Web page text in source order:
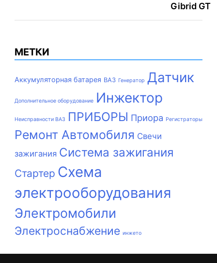
Gibrid GT
МЕТКИ
Аккумуляторная батарея ВАЗ Генератор Датчик
Дополнительное оборудование Инжектор
Неисправности ВАЗ ПРИБОРЫ Приора Регистраторы
Ремонт Автомобиля Свечи
зажигания Система зажигания
Стартер Схема
электрооборудования
Электромобили
Электроснабжение инжето